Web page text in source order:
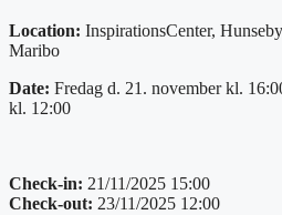
Location: InspirationsCenter,
Maribo
Date: Fredag d. 21. november kl.
kl. 12:00
Check-in: 21/11/2025 15:00
Check-out: 23/11/2025 12:00